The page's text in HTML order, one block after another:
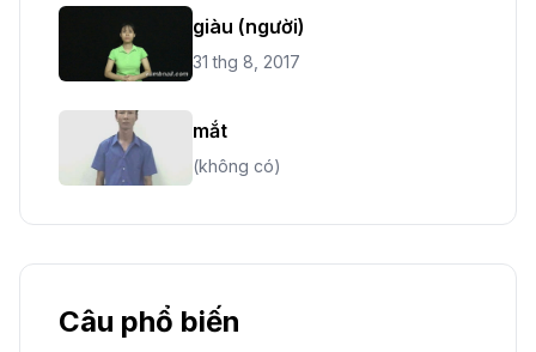
giàu (người)
31 thg 8, 2017
mắt
(không có)
Câu phổ biến